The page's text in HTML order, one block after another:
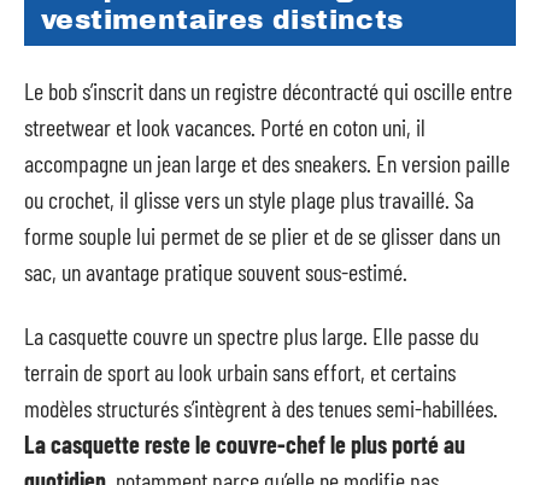
vestimentaires distincts
Le bob s’inscrit dans un registre décontracté qui oscille entre
streetwear et look vacances. Porté en coton uni, il
accompagne un jean large et des sneakers. En version paille
ou crochet, il glisse vers un style plage plus travaillé. Sa
forme souple lui permet de se plier et de se glisser dans un
sac, un avantage pratique souvent sous-estimé.
La casquette couvre un spectre plus large. Elle passe du
terrain de sport au look urbain sans effort, et certains
modèles structurés s’intègrent à des tenues semi-habillées.
La casquette reste le couvre-chef le plus porté au